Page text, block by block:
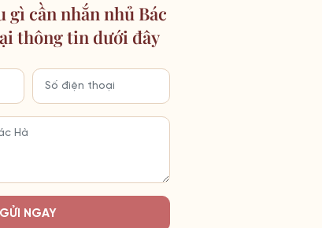
gì cần nhắn nhủ Bác
thông tin dưới đây
GỬI NGAY